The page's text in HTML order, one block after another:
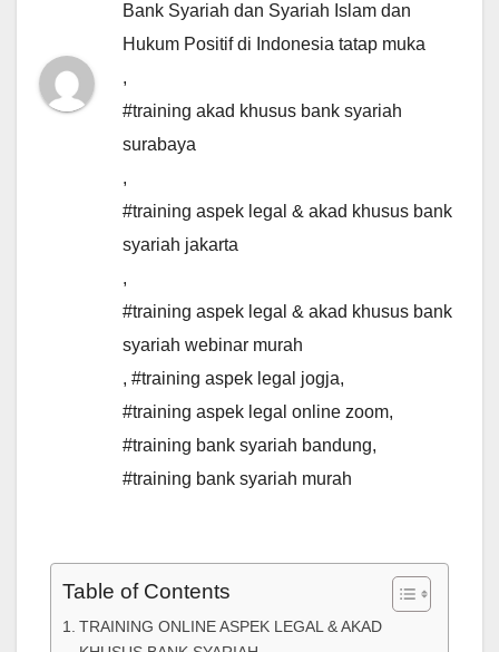
Bank Syariah dan Syariah Islam dan
Hukum Positif di Indonesia tatap muka
,
#training akad khusus bank syariah
surabaya
,
#training aspek legal & akad khusus bank
syariah jakarta
,
#training aspek legal & akad khusus bank
syariah webinar murah
, #training aspek legal jogja,
#training aspek legal online zoom,
#training bank syariah bandung,
#training bank syariah murah
Table of Contents
TRAINING ONLINE ASPEK LEGAL & AKAD